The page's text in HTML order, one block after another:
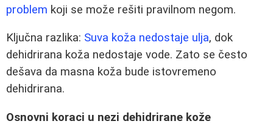
problem koji se može rešiti pravilnom negom.
Ključna razlika: Suva koža nedostaje ulja, dok
dehidrirana koža nedostaje vode. Zato se često
dešava da masna koža bude istovremeno
dehidrirana.
Osnovni koraci u nezi dehidrirane kože